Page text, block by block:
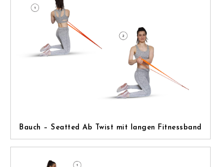
Bauch – Seatted Ab Twist mit langen Fitnessband